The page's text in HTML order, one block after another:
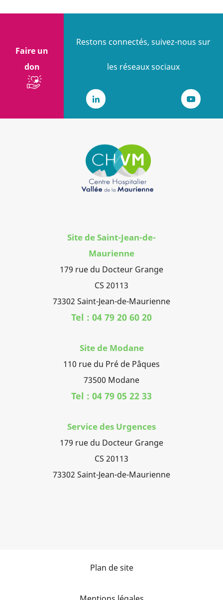
Faire un
don
Restons connectés, suivez-nous sur
les réseaux sociaux
LinkedIn
Site de Saint-Jean-de-
Maurienne
179 rue du Docteur Grange
CS 20113
73302 Saint-Jean-de-Maurienne
Tel : 04 79 20 60 20
Site de Modane
110 rue du Pré de Pâques
73500 Modane
Tel : 04 79 05 22 33
Service des Urgences
179 rue du Docteur Grange
CS 20113
73302 Saint-Jean-de-Maurienne
Plan de site